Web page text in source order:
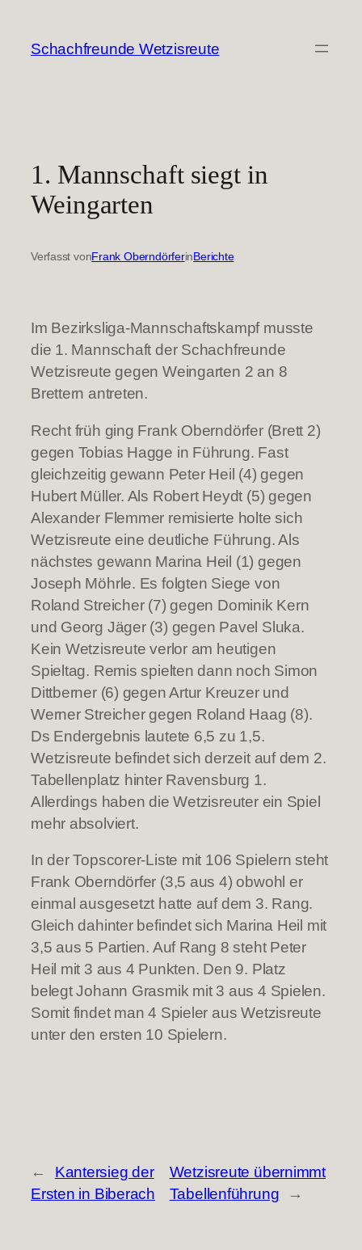
springen
Schachfreunde Wetzisreute
1. Mannschaft siegt in
Weingarten
Verfasst vonFrank OberndörferinBerichte
Im Bezirksliga-Mannschaftskampf musste
die 1. Mannschaft der Schachfreunde
Wetzisreute gegen Weingarten 2 an 8
Brettern antreten.
Recht früh ging Frank Oberndörfer (Brett 2)
gegen Tobias Hagge in Führung. Fast
gleichzeitig gewann Peter Heil (4) gegen
Hubert Müller. Als Robert Heydt (5) gegen
Alexander Flemmer remisierte holte sich
Wetzisreute eine deutliche Führung. Als
nächstes gewann Marina Heil (1) gegen
Joseph Möhrle. Es folgten Siege von
Roland Streicher (7) gegen Dominik Kern
und Georg Jäger (3) gegen Pavel Sluka.
Kein Wetzisreute verlor am heutigen
Spieltag. Remis spielten dann noch Simon
Dittberner (6) gegen Artur Kreuzer und
Werner Streicher gegen Roland Haag (8).
Ds Endergebnis lautete 6,5 zu 1,5.
Wetzisreute befindet sich derzeit auf dem 2.
Tabellenplatz hinter Ravensburg 1.
Allerdings haben die Wetzisreuter ein Spiel
mehr absolviert.
In der Topscorer-Liste mit 106 Spielern steht
Frank Oberndörfer (3,5 aus 4) obwohl er
einmal ausgesetzt hatte auf dem 3. Rang.
Gleich dahinter befindet sich Marina Heil mit
3,5 aus 5 Partien. Auf Rang 8 steht Peter
Heil mit 3 aus 4 Punkten. Den 9. Platz
belegt Johann Grasmik mit 3 aus 4 Spielen.
Somit findet man 4 Spieler aus Wetzisreute
unter den ersten 10 Spielern.
←
Kantersieg der
Ersten in Biberach
Wetzisreute übernimmt
Tabellenführung
→